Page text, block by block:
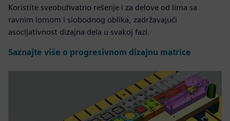
Koristite sveobuhvatno rešenje i za delove od lima sa
ravnim lomom i slobodnog oblika, zadržavajući
asocijativnost dizajna dela u svakoj fazi.
Saznajte više o progresivnom dizajnu matrice